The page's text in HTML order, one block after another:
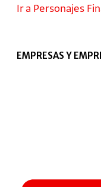
Ir a Personajes
EMPRESAS Y